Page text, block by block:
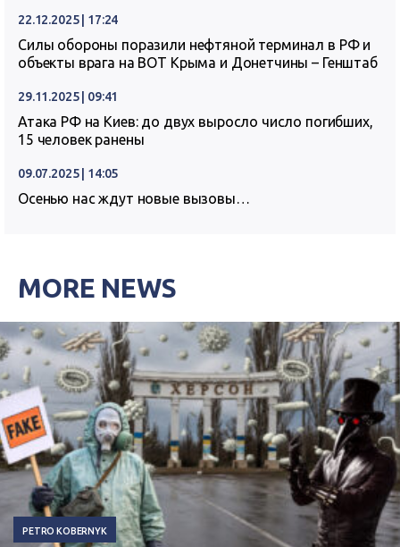
22.12.2025 | 17:24
Силы обороны поразили нефтяной терминал в РФ и
объекты врага на ВОТ Крыма и Донетчины – Генштаб
29.11.2025 | 09:41
Атака РФ на Киев: до двух выросло число погибших,
15 человек ранены
09.07.2025 | 14:05
Осенью нас ждут новые вызовы…
MORE NEWS
PETRO KOBERNYK